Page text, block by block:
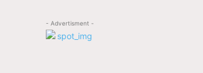
- Advertisment -